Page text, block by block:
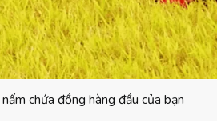
chứa đồng hàng đầu của bạn